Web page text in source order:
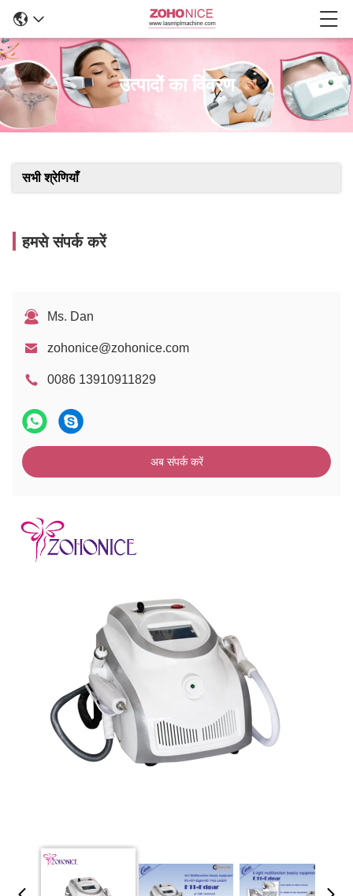
उत्पादों का विवरण
सभी श्रेणियाँ
हमसे संपर्क करें
Ms. Dan
zohonice@zohonice.com
0086 13910911829
अब संपर्क करें